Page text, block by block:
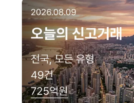
네이버 지도 연결
현재 네이버 지도 연결이 원활하지 않아